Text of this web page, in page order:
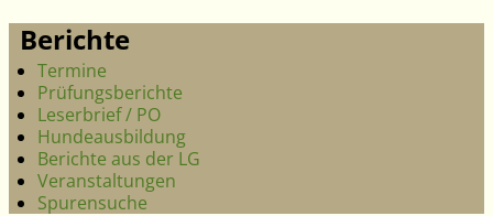
Berichte
Termine
Prüfungsberichte
Leserbrief / PO
Hundeausbildung
Berichte aus der LG
Veranstaltungen
Spurensuche